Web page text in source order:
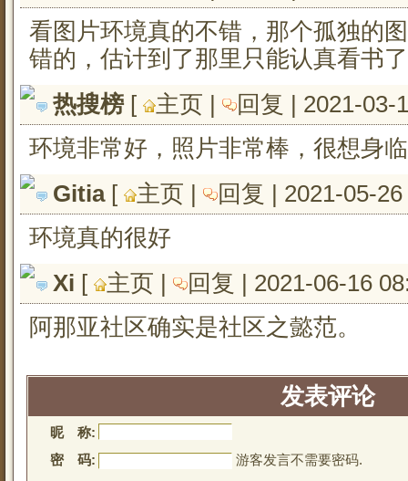
看图片环境真的不错，那个孤独的
错的，估计到了那里只能认真看书
热搜榜[ 主页 | 回复 | 2021-03-
环境非常好，照片非常棒，很想身
Gitia[ 主页 | 回复 | 2021-05-
环境真的很好
Xi [ 主页 | 回复 | 2021-06-16
阿那亚社区确实是社区之懿范。
发表评论
昵 称:
密 码:
游客发言不需要密码.